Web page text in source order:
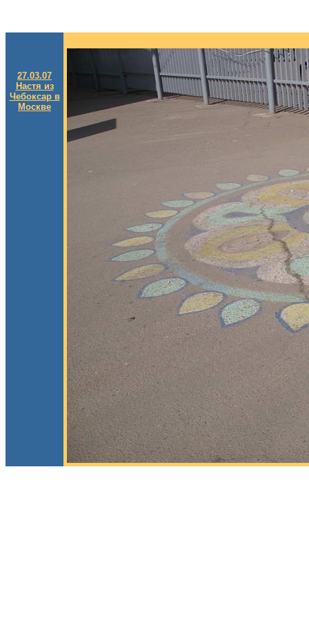
27.03.07
Настя из
Чебоксар в
Москве